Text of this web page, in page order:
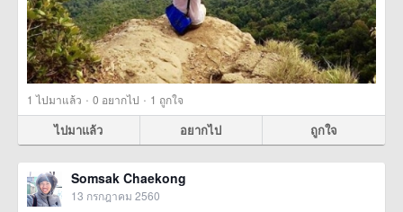
1 ไปมาแล้ว · 0 อยากไป · 1 ถูกใจ
ไปมาแล้ว อยากไป ถูกใจ
Somsak Chaekong
13 กรกฎาคม 2560